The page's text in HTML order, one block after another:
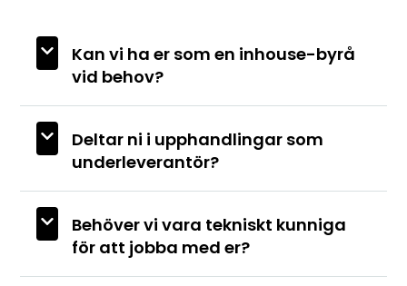
Kan vi ha er som en inhouse-byrå
vid behov?
Deltar ni i upphandlingar som
underleverantör?
Behöver vi vara tekniskt kunniga
för att jobba med er?